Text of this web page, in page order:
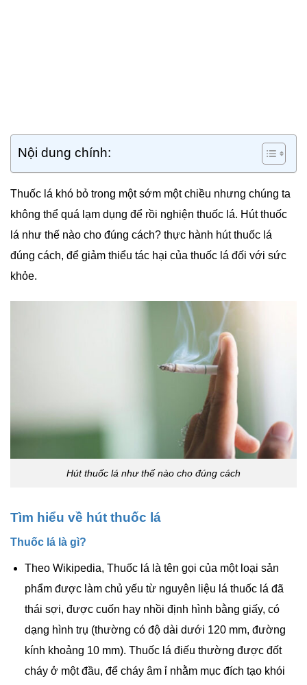
Nội dung chính:
Thuốc lá khó bỏ trong một sớm một chiều nhưng chúng ta
không thể quá lạm dụng để rồi nghiện thuốc lá. Hút thuốc
lá như thế nào cho đúng cách? thực hành hút thuốc lá
đúng cách, để giảm thiểu tác hại của thuốc lá đối với sức
khỏe.
Hút thuốc lá như thế nào cho đúng cách
Tìm hiểu về hút thuốc lá
Thuốc lá là gì?
Theo Wikipedia, Thuốc lá là tên gọi của một loại sản
phẩm được làm chủ yếu từ nguyên liệu lá thuốc lá đã
thái sợi, được cuốn hay nhồi định hình bằng giấy, có
dạng hình trụ (thường có độ dài dưới 120 mm, đường
kính khoảng 10 mm). Thuốc lá điếu thường được đốt
cháy ở một đầu, để cháy âm ỉ nhằm mục đích tạo khói